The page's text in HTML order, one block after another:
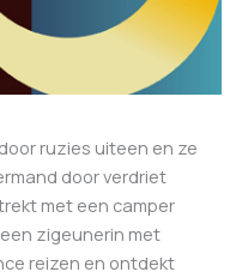
ruzies uiteen en ze
door verdriet
met een camper
zigeunerin met
reizen en ontdekt